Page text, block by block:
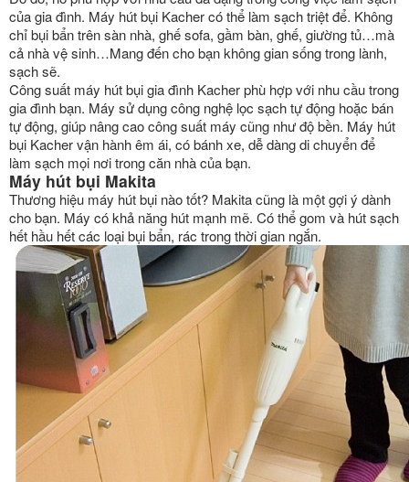
của gia đình. Máy hút bụi Kacher có thể làm sạch triệt để. Không
chỉ bụi bẩn trên sàn nhà, ghế sofa, gầm bàn, ghế, giường tủ…mà
cả nhà vệ sinh…Mang đến cho bạn không gian sống trong lành,
sạch sẽ.
Công suất máy hút bụi gia đình Kacher phù hợp với nhu cầu trong
gia đình bạn. Máy sử dụng công nghệ lọc sạch tự động hoặc bán
tự động, giúp nâng cao công suất máy cũng như độ bền. Máy hút
bụi Kacher vận hành êm ái, có bánh xe, dễ dàng di chuyển để
làm sạch mọi nơi trong căn nhà của bạn.
Máy hút bụi Makita
Thương hiệu máy hút bụi nào tốt? Makita cũng là một gợi ý dành
cho bạn. Máy có khả năng hút mạnh mẽ. Có thể gom và hút sạch
hết hầu hết các loại bụi bẩn, rác trong thời gian ngắn.